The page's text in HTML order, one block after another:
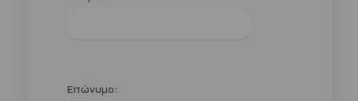
Επώνυμο: